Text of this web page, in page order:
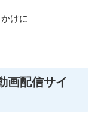
けに
画配信サイ